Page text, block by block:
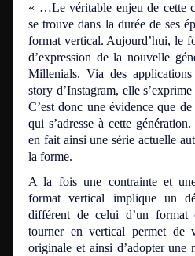
« …Le véritable enjeu de cette
se trouve dans la durée de ses
format vertical. Aujourd’hui, le
d’expression de la nouvelle
Millenials. Via des
story d’Instagram, elle
C’est donc une évidence que
qui s’adresse à cette
en fait ainsi une série actuelle
la forme.
A la fois une contrainte et
format vertical implique un
différent de celui d’un format
tourner en vertical permet de
originale et ainsi d’adopter une